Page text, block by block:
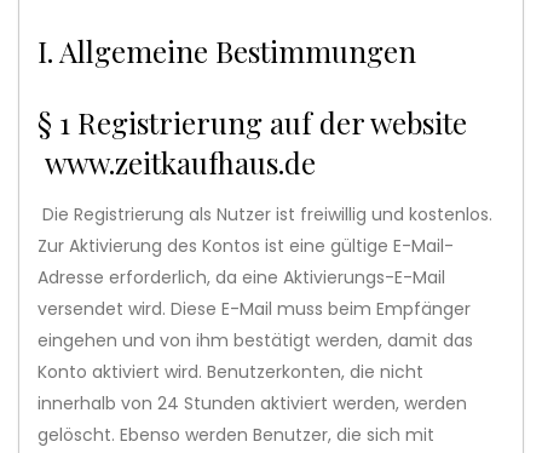
I. Allgemeine Bestimmungen
§ 1 Registrierung auf der website
www.zeitkaufhaus.de
Die Registrierung als Nutzer ist freiwillig und kostenlos.
Zur Aktivierung des Kontos ist eine gültige E-Mail-
Adresse erforderlich, da eine Aktivierungs-E-Mail
versendet wird. Diese E-Mail muss beim Empfänger
eingehen und von ihm bestätigt werden, damit das
Konto aktiviert wird. Benutzerkonten, die nicht
innerhalb von 24 Stunden aktiviert werden, werden
gelöscht. Ebenso werden Benutzer, die sich mit